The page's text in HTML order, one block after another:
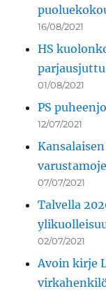
16/08/2021
HS
01/08/2021
PS
12/07/2021
07/07/2021
Talvella
02/07/2021
Avoin kirje